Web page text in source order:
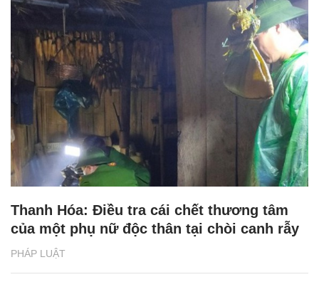
PHÁP LUẬT
Thanh Hóa: Điều tra cái chết thương tâm
của một phụ nữ độc thân tại chòi canh rẫy